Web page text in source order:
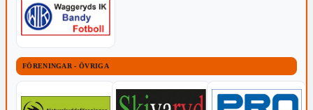
FÖRENINGAR - ÖVRIGA